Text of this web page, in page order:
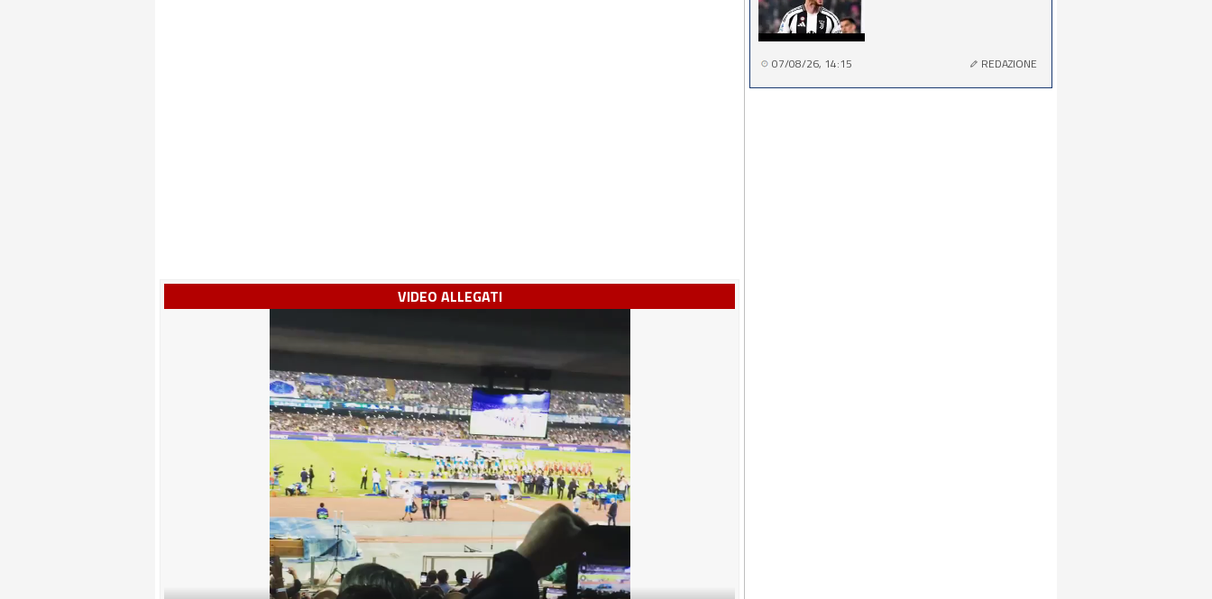
VIDEO ALLEGATI
07/08/26, 14:15 REDAZIONE